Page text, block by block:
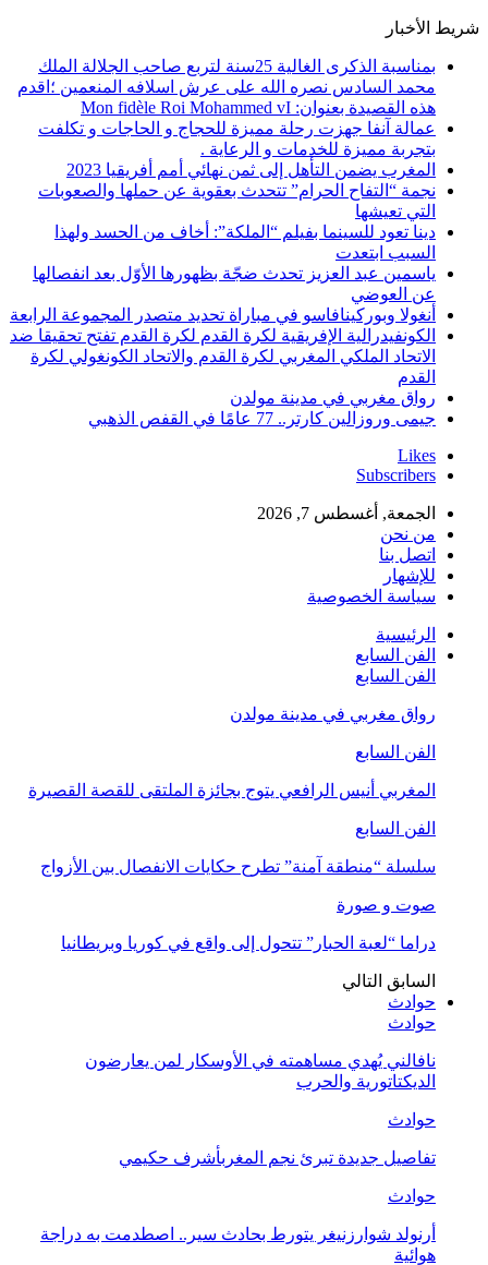
شريط الأخبار
بمناسبة الذكرى الغالية 25سنة لتربع صاحب الجلالة الملك
محمد السادس نصره الله على عرش اسلافه المنعمين ؛اقدم
هذه القصيدة بعنوان: Mon fidèle Roi Mohammed vI
عمالة آنفا جهزت رحلة مميزة للحجاج و الحاجات و تكلفت
بتجربة مميزة للخدمات و الرعاية .
المغرب يضمن التأهل إلى ثمن نهائي أمم أفريقيا 2023
نجمة “التفاح الحرام” تتحدث بعقوية عن حملها والصعوبات
التي تعيشها
دينا تعود للسينما بفيلم “الملكة”: أخاف من الحسد ولهذا
السبب ابتعدت
ياسمين عبد العزيز تحدث ضجّة بظهورها الأوّل بعد انفصالها
عن العوضي
أنغولا وبوركينافاسو في مباراة تحديد متصدر المجموعة الرابعة
الكونفيدرالية الإفريقية لكرة القدم لكرة القدم تفتح تحقيقا ضد
الاتحاد الملكي المغربي لكرة القدم والاتحاد الكونغولي لكرة
القدم
رواق مغربي في مدينة مولدن
جيمى وروزالين كارتر.. 77 عامًا في القفص الذهبي
Likes
Subscribers
الجمعة, أغسطس 7, 2026
من نحن
اتصل بنا
للإشهار
سياسة الخصوصية
الرئيسية
الفن السابع
الفن السابع
رواق مغربي في مدينة مولدن
الفن السابع
المغربي أنيس الرافعي يتوج بجائزة الملتقى للقصة القصيرة
الفن السابع
سلسلة “منطقة آمنة” تطرح حكايات الانفصال بين الأزواج
صوت و صورة
دراما “لعبة الحبار” تتحول إلى واقع في كوريا وبريطانيا
السابق التالي
حوادث
حوادث
نافالني يُهدي مساهمته في الأوسكار لمن يعارضون
الديكتاتورية والحرب
حوادث
تفاصيل جديدة تبرئ نجم المغربأشرف حكيمي
حوادث
أرنولد شوارزنيغر يتورط بحادث سير.. اصطدمت به دراجة
هوائية